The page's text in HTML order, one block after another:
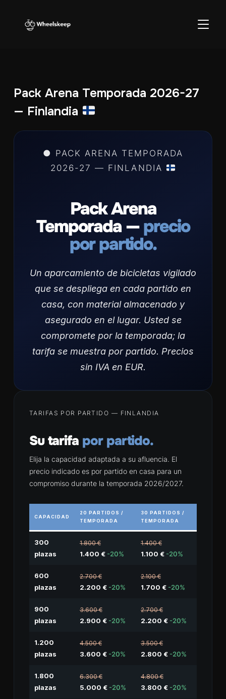
Pack Arena Temporada 2026-27
— Finlandia
● PACK ARENA TEMPORADA
2026-27 — FINLANDIA
Pack Arena
Temporada —precio
por partido.
Un aparcamiento de bicicletas vigilado
que se despliega en cada partido en
casa, con material almacenado y
asegurado en el lugar. Usted se
compromete por la temporada; la
tarifa se muestra por partido. Precios
sin IVA en EUR.
TARIFAS POR PARTIDO — FINLANDIA
Su tarifa por partido.
Elija la capacidad adaptada a su afluencia. El
precio indicado es por partido en casa para un
compromiso durante la temporada 2026/2027.
CAPACIDAD
20 PARTIDOS /
TEMPORADA
30 PARTIDOS /
TEMPORADA
300
plazas
1.800 €
1.400 € -20%
1.400 €
1.100 € -20%
600
plazas
2.700 €
2.200 € -20%
2.100 €
1.700 € -20%
900
plazas
3.600 €
2.900 € -20%
2.700 €
2.200 € -20%
1.200
plazas
4.500 €
3.600 € -20%
3.500 €
2.800 € -20%
1.800
plazas
6.300 €
5.000 € -20%
4.800 €
3.800 € -20%